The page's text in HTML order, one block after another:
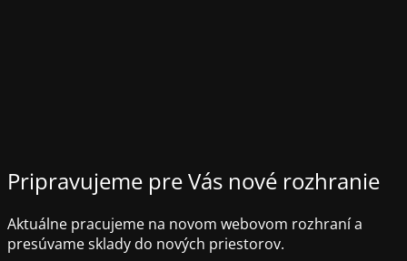
Pripravujeme pre Vás nové rozhranie
Aktuálne pracujeme na novom webovom rozhraní a
presúvame sklady do nových priestorov.